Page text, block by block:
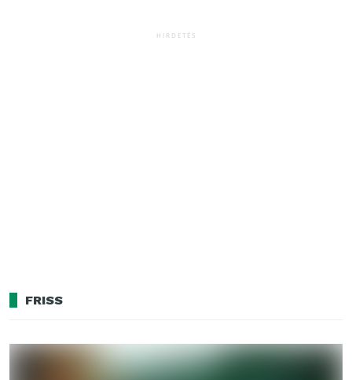
HIRDETÉS
FRISS